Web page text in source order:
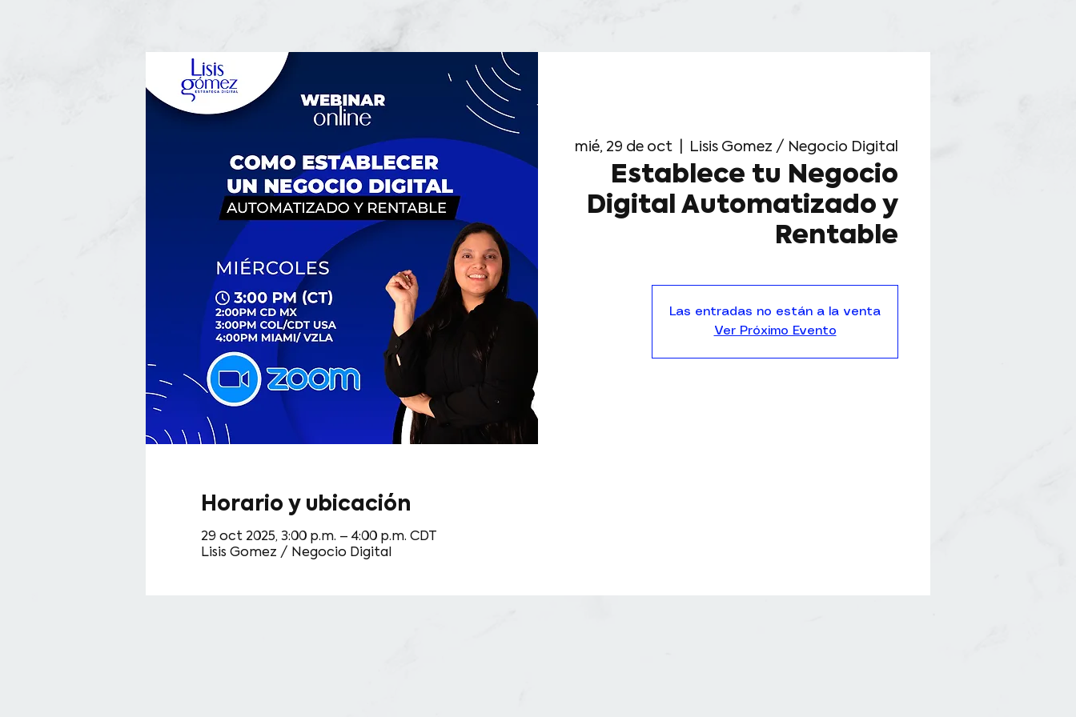
mié, 29 de oct Lisis Gomez / Negocio Digital
Establece tu Negocio
Digital Automatizado y
Rentable
Las entradas no están a la venta
Ver Próximo Evento
Horario y ubicación
29 oct 2025, 3:00 p.m. – 4:00 p.m. CDT
Lisis Gomez / Negocio Digital